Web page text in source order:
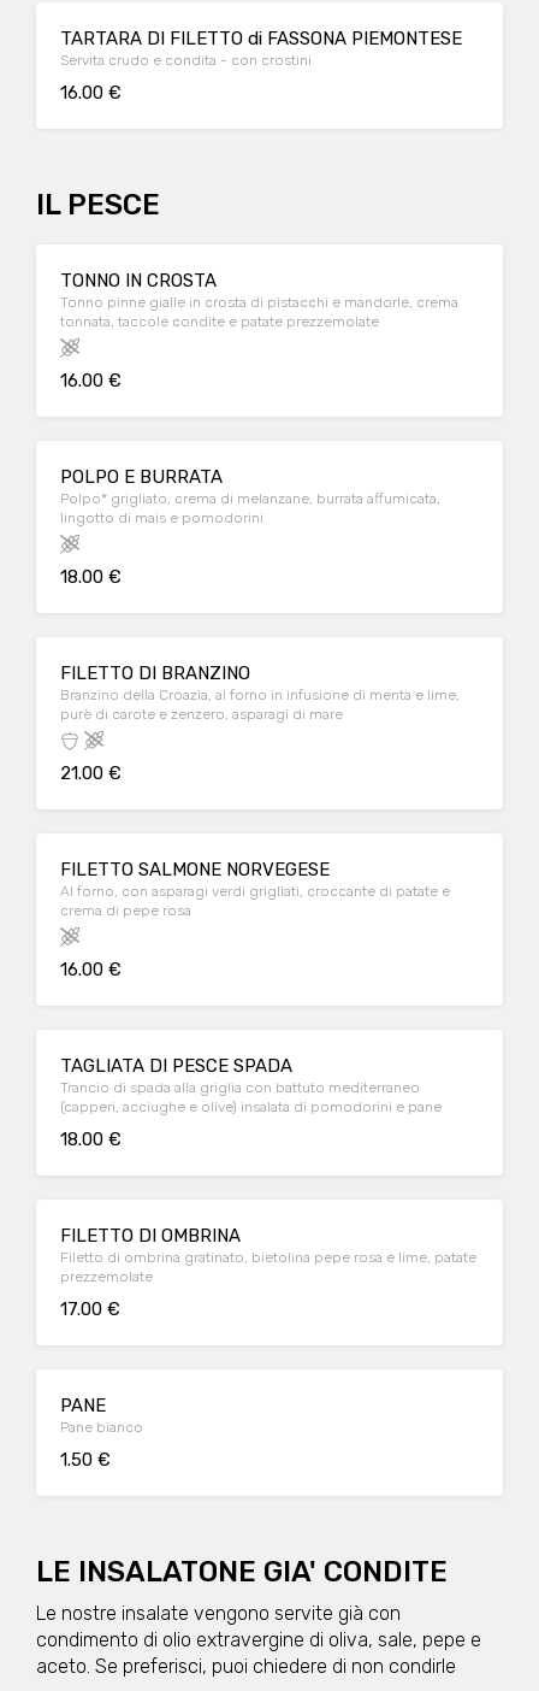
TARTARA DI FILETTO di FASSONA PIEMONTESE
Servita crudo e condita - con crostini
16.00 €
IL PESCE
TONNO IN CROSTA
Tonno pinne gialle in crosta di pistacchi e mandorle, crema
tonnata, taccole condite e patate prezzemolate
16.00 €
POLPO E BURRATA
Polpo* grigliato, crema di melanzane, burrata affumicata,
lingotto di mais e pomodorini
18.00 €
FILETTO DI BRANZINO
Branzino della Croazia, al forno in infusione di menta e lime,
purè di carote e zenzero, asparagi di mare
21.00 €
FILETTO SALMONE NORVEGESE
Al forno, con asparagi verdi grigliati, croccante di patate e
crema di pepe rosa
16.00 €
TAGLIATA DI PESCE SPADA
Trancio di spada alla griglia con battuto mediterraneo
(capperi, acciughe e olive) insalata di pomodorini e pane
18.00 €
FILETTO DI OMBRINA
Filetto di ombrina gratinato, bietolina pepe rosa e lime, patate
prezzemolate
17.00 €
PANE
Pane bianco
1.50 €
LE INSALATONE GIA' CONDITE
Le nostre insalate vengono servite già con
condimento di olio extravergine di oliva, sale, pepe e
aceto. Se preferisci, puoi chiedere di non condirle